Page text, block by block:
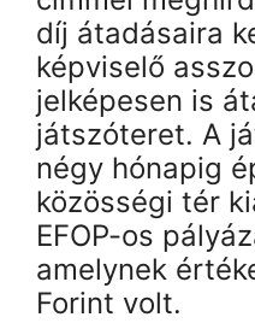
díj átadásaira
képviselő
jelképesen is
játszóteret. A
négy hónapig
közösségi tér
EFOP-os
amelynek
Forint volt.